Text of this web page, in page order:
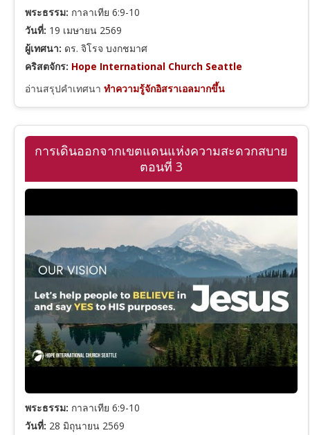
พระธรรม: กาลาเทีย 6:9-10
วันที่: 19 เมษายน 2569
ผู้เทศนา: ดร. จิโรจ บงกชมาศ
คริสตจักร: Hope International Church Seattle
อ่านสรุปคำเทศนา ทำความรู้จักอิสราเอลมากขึ้น
การเดินออกจากเขตแดนแห่งความสะดวกสบาย
ตอนที่ 3
พระธรรม: กาลาเทีย 6:9-10
วันที่: 28 มิถุนายน 2569